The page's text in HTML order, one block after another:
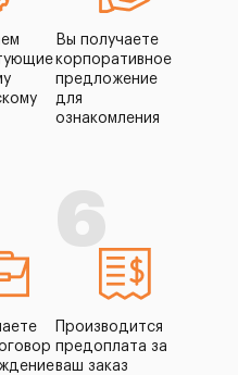
Вы получаете
корпоративное
предложение
для
ознакомления
6
Производится
предоплата за
ваш заказ